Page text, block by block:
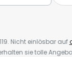
Nicht einlösbar auf
sie tolle